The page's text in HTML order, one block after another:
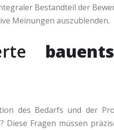
Bestandteil der
Meinungen auszublenden.
des Bedarfs und der
Diese Fragen müssen